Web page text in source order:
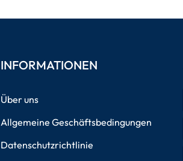
INFORMATIONEN
Über uns
Allgemeine Geschäftsbedingungen
Datenschutzrichtlinie